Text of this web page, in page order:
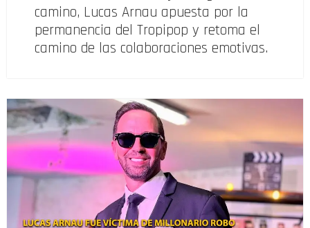
camino, Lucas Arnau apuesta por la
permanencia del Tropipop y retoma el
camino de las colaboraciones emotivas.